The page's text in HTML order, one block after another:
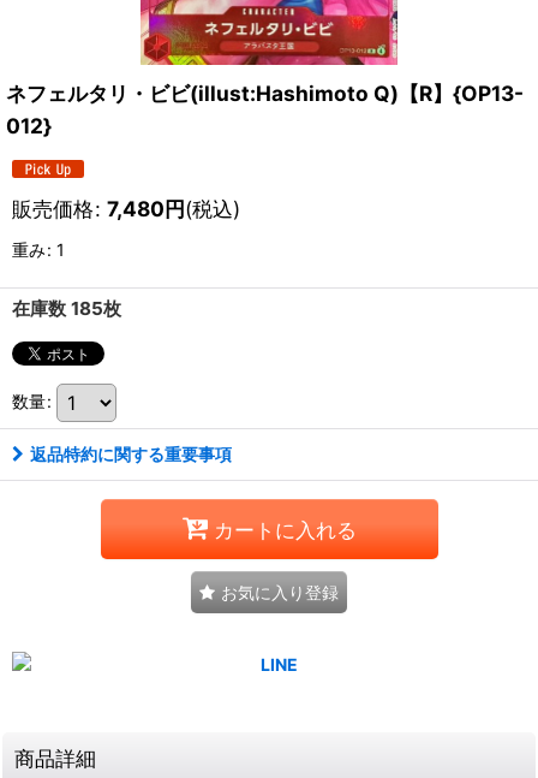
ネフェルタリ・ビビ(illust:Hashimoto Q)【R】{OP13-
012}
販売価格: 7,480円(税込)
重み: 1
在庫数 185枚
数量:
返品特約に関する重要事項
カートに入れる
お気に入り登録
商品詳細